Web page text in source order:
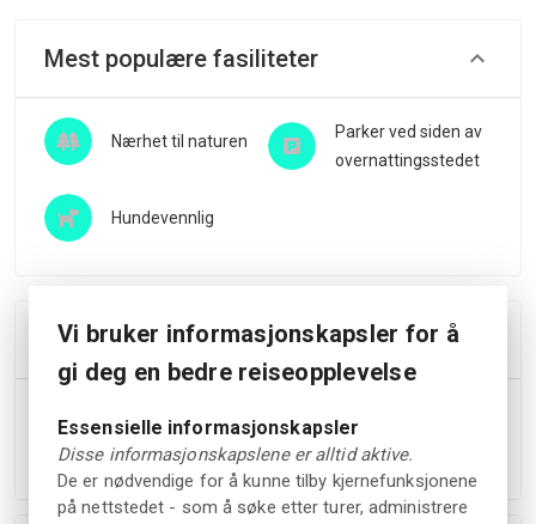
Mest populære fasiliteter
Nærhet til naturen
Parker ved siden av
overnattingsstedet
Hundevennlig
Avbestillingsregler
du avbestiller bestillingen din minst 72 timer før
innsjekkingstid.
Vi bruker informasjonskapsler for å
gi deg en bedre reiseopplevelse
Essensielle informasjonskapsler
Disse informasjonskapslene er alltid aktive.
De er nødvendige for å kunne tilby kjernefunksjonene
på nettstedet - som å søke etter turer, administrere